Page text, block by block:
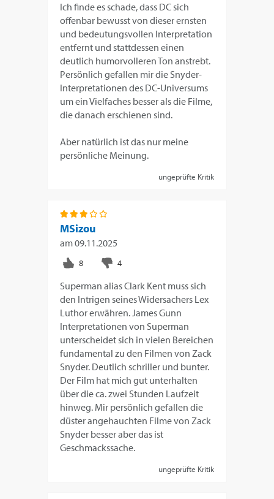
Ich finde es schade, dass DC sich
offenbar bewusst von dieser ernsten
und bedeutungsvollen Interpretation
entfernt und stattdessen einen
deutlich humorvolleren Ton anstrebt.
Persönlich gefallen mir die Snyder-
Interpretationen des DC-Universums
um ein Vielfaches besser als die Filme,
die danach erschienen sind.
Aber natürlich ist das nur meine
persönliche Meinung.
ungeprüfte Kritik
MSizou
am09.11.2025
Superman alias Clark Kent muss sich
den Intrigen seines Widersachers Lex
Luthor erwähren. James Gunn
Interpretationen von Superman
unterscheidet sich in vielen Bereichen
fundamental zu den Filmen von Zack
Snyder. Deutlich schriller und bunter.
Der Film hat mich gut unterhalten
über die ca. zwei Stunden Laufzeit
hinweg. Mir persönlich gefallen die
düster angehauchten Filme von Zack
Snyder besser aber das ist
Geschmackssache.
ungeprüfte Kritik